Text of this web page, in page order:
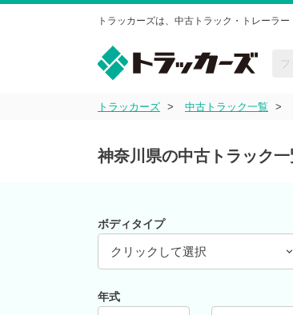
トラッカーズは、中古トラック・トレーラ
トラッカーズ 中古トラック一覧
神奈川県の中古トラック一
ボディタイプ
クリックして選択
年式